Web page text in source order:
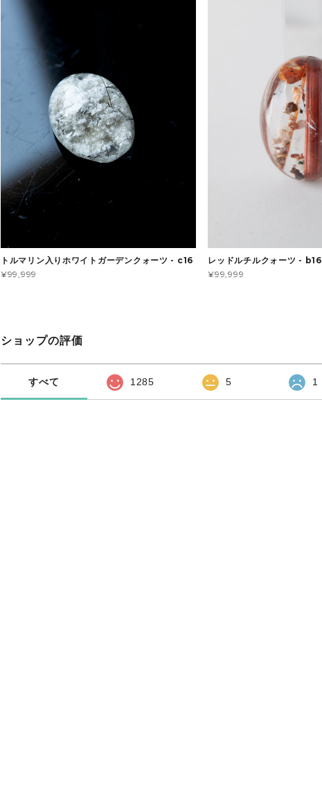
トルマリン入りホワイトガーデンクォーツ - c16
¥99,999
レッドルチルクォーツ - b16
¥99,999
ショップの評価
すべて 1285 5 1